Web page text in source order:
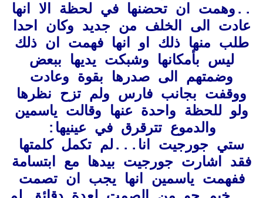
..وهمت ان تحضنها في لحظة الا انها
عادت الى الخلف من جديد وكان احدا
طلب منها ذلك او انها فهمت ان ذلك
ليس بأمكانها وشبكت يديها ببعض
وضمتهم الى صدرها بقوة وعادت
ووقفت بجانب فارس ولم تزح نظرها
ولو للحظة واحدة عنها وقالت ياسمين
والدموع تترقرق في عينيها:
ستي جورجيت انا...لم تكمل كلمتها
فقد اشارت جورجيت بيدها مع ابتسامة
ففهمت ياسمين انها يجب ان تصمت